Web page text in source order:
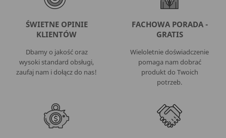
ŚWIETNE OPINIE
KLIENTÓW
Dbamy o jakość oraz
wysoki standard obsługi,
zaufaj nam i dołącz do nas!
FACHOWA PORADA -
GRATIS
Wieloletnie doświadczenie
pomaga nam dobrać
produkt do Twoich
potrzeb.